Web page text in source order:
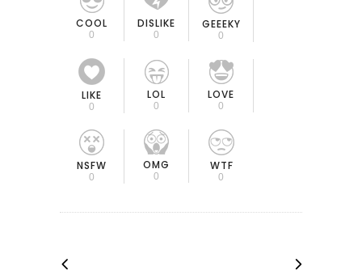
COOL
0
DISLIKE
0
GEEEKY
0
LIKE
0
LOL
0
LOVE
0
NSFW
0
OMG
0
WTF
0